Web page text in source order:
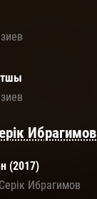
Ибрагимов
(2017)
Серік Ибрагимов